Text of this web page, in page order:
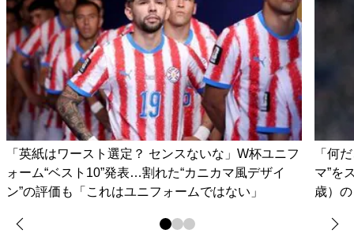
「英紙はワースト選定？ センスないな」W杯ユニフ
ォーム“ベスト10”発表…割れた“カニカマ風デザイ
ン”の評価も「これはユニフォームではない」
「何
マ”を
歳）